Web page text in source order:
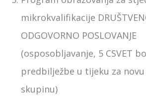
mikrokvalifikacije
ODGOVORNO POSLOVANJE
(osposobljavanje, 5 CSVET
predbilježbe u tijeku za
skupinu)